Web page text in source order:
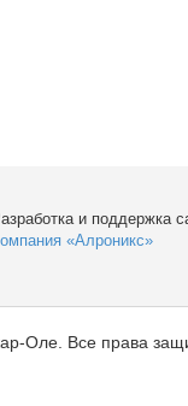
и поддержка
«Алроникс»
Оле. Все права